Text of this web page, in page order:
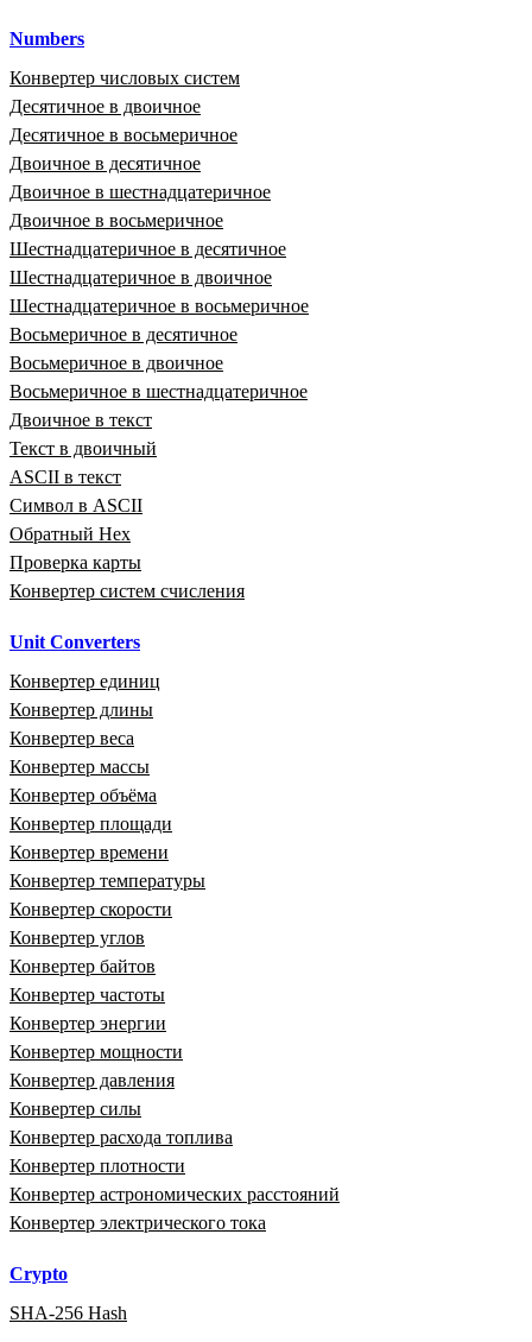
Numbers
Конвертер числовых систем
Десятичное в двоичное
Десятичное в восьмеричное
Двоичное в десятичное
Двоичное в шестнадцатеричное
Двоичное в восьмеричное
Шестнадцатеричное в десятичное
Шестнадцатеричное в двоичное
Шестнадцатеричное в восьмеричное
Восьмеричное в десятичное
Восьмеричное в двоичное
Восьмеричное в шестнадцатеричное
Двоичное в текст
Текст в двоичный
ASCII в текст
Символ в ASCII
Обратный Hex
Проверка карты
Конвертер систем счисления
Unit Converters
Конвертер единиц
Конвертер длины
Конвертер веса
Конвертер массы
Конвертер объёма
Конвертер площади
Конвертер времени
Конвертер температуры
Конвертер скорости
Конвертер углов
Конвертер байтов
Конвертер частоты
Конвертер энергии
Конвертер мощности
Конвертер давления
Конвертер силы
Конвертер расхода топлива
Конвертер плотности
Конвертер астрономических расстояний
Конвертер электрического тока
Crypto
SHA-256 Hash